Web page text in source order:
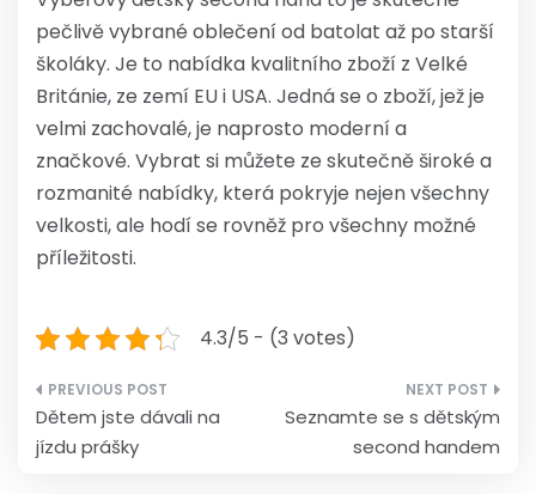
pečlivě vybrané oblečení od batolat až po starší
školáky. Je to nabídka kvalitního zboží z Velké
Británie, ze zemí EU i USA. Jedná se o zboží, jež je
velmi zachovalé, je naprosto moderní a
značkové. Vybrat si můžete ze skutečně široké a
rozmanité nabídky, která pokryje nejen všechny
velkosti, ale hodí se rovněž pro všechny možné
příležitosti.
4.3/5 - (3 votes)
Navigace
pro
Dětem jste dávali na
jízdu prášky
Seznamte se s dětským
second handem